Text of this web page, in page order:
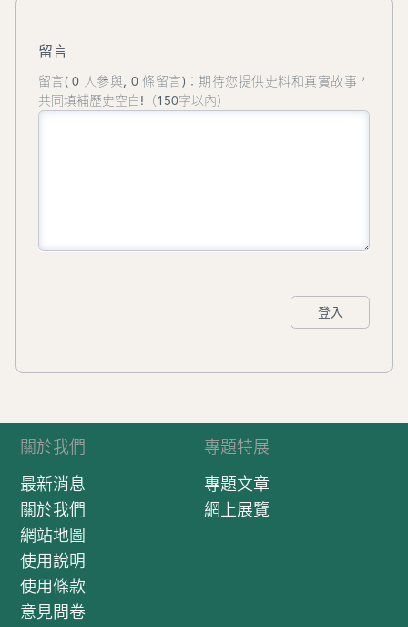
留言
留言( 0 人參與, 0 條留言)：期待您提供史料和真實故事，
共同填補歷史空白!（150字以內）
登入
關於我們
最新消息
關於我們
網站地圖
使用說明
使用條款
意見問卷
專題特展
專題文章
網上展覽